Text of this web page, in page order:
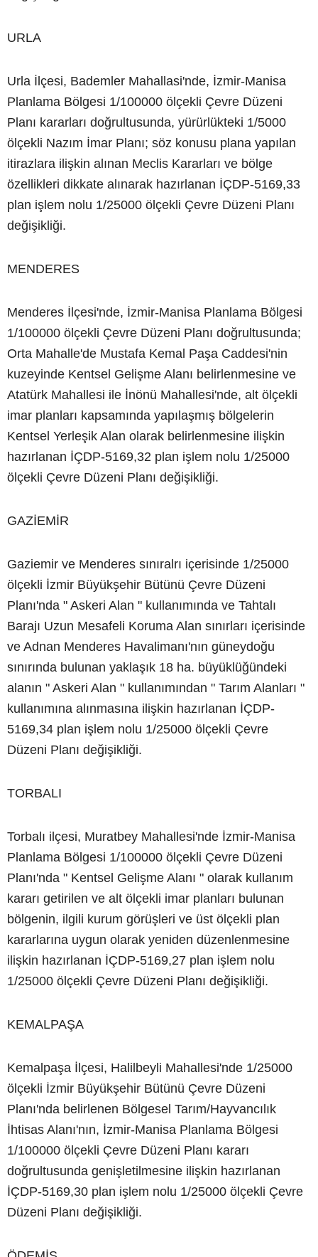
URLA
Urla İlçesi, Bademler Mahallasi'nde, İzmir-Manisa
Planlama Bölgesi 1/100000 ölçekli Çevre Düzeni
Planı kararları doğrultusunda, yürürlükteki 1/5000
ölçekli Nazım İmar Planı; söz konusu plana yapılan
itirazlara ilişkin alınan Meclis Kararları ve bölge
özellikleri dikkate alınarak hazırlanan İÇDP-5169,33
plan işlem nolu 1/25000 ölçekli Çevre Düzeni Planı
değişikliği.
MENDERES
Menderes İlçesi'nde, İzmir-Manisa Planlama Bölgesi
1/100000 ölçekli Çevre Düzeni Planı doğrultusunda;
Orta Mahalle'de Mustafa Kemal Paşa Caddesi'nin
kuzeyinde Kentsel Gelişme Alanı belirlenmesine ve
Atatürk Mahallesi ile İnönü Mahallesi'nde, alt ölçekli
imar planları kapsamında yapılaşmış bölgelerin
Kentsel Yerleşik Alan olarak belirlenmesine ilişkin
hazırlanan İÇDP-5169,32 plan işlem nolu 1/25000
ölçekli Çevre Düzeni Planı değişikliği.
GAZİEMİR
Gaziemir ve Menderes sınıralrı içerisinde 1/25000
ölçekli İzmir Büyükşehir Bütünü Çevre Düzeni
Planı'nda " Askeri Alan " kullanımında ve Tahtalı
Barajı Uzun Mesafeli Koruma Alan sınırları içerisinde
ve Adnan Menderes Havalimanı'nın güneydoğu
sınırında bulunan yaklaşık 18 ha. büyüklüğündeki
alanın " Askeri Alan " kullanımından " Tarım Alanları "
kullanımına alınmasına ilişkin hazırlanan İÇDP-
5169,34 plan işlem nolu 1/25000 ölçekli Çevre
Düzeni Planı değişikliği.
TORBALI
Torbalı ilçesi, Muratbey Mahallesi'nde İzmir-Manisa
Planlama Bölgesi 1/100000 ölçekli Çevre Düzeni
Planı'nda " Kentsel Gelişme Alanı " olarak kullanım
kararı getirilen ve alt ölçekli imar planları bulunan
bölgenin, ilgili kurum görüşleri ve üst ölçekli plan
kararlarına uygun olarak yeniden düzenlenmesine
ilişkin hazırlanan İÇDP-5169,27 plan işlem nolu
1/25000 ölçekli Çevre Düzeni Planı değişikliği.
KEMALPAŞA
Kemalpaşa İlçesi, Halilbeyli Mahallesi'nde 1/25000
ölçekli İzmir Büyükşehir Bütünü Çevre Düzeni
Planı'nda belirlenen Bölgesel Tarım/Hayvancılık
İhtisas Alanı'nın, İzmir-Manisa Planlama Bölgesi
1/100000 ölçekli Çevre Düzeni Planı kararı
doğrultusunda genişletilmesine ilişkin hazırlanan
İÇDP-5169,30 plan işlem nolu 1/25000 ölçekli Çevre
Düzeni Planı değişikliği.